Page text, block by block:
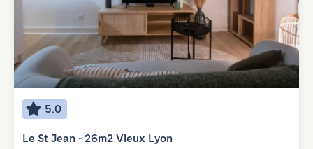
5.0
Le St Jean - 26m2 Vieux Lyon